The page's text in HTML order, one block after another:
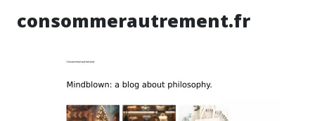
consommerautrement.fr